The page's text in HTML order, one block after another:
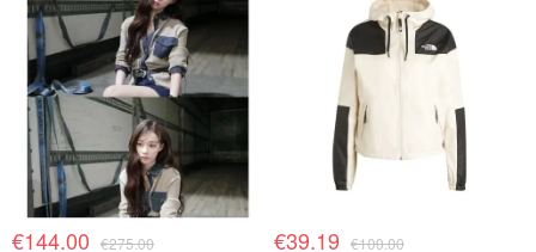
€144.00 €275.00 €39.19 €100.00